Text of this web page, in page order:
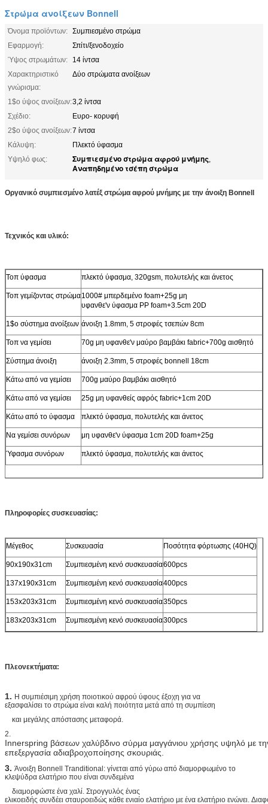
Στρώμα ανοίξεων Bonnell
Όνομα προϊόντων: Συμπιεσμένο στρώμα
Εφαρμογή:
Σπίτι/ξενοδοχείο
Ύψος στρωμάτων:
14 ίντσα
Χαρακτηριστικό
γνώρισμα:
Δύο στρώματα ανοίξεων
1$ο ύψος ανοίξεων:3,2 ίντσα
Σχέδιο:
Ευρο- κορυφή
2$ο ύψος ανοίξεων:7 ίντσα
Κάλυψη:
Πλεκτό ύφασμα
Υψηλό φως:
Συμπιεσμένο στρώμα αφρού μνήμης,
Αναπηδημένο τσέπη στρώμα
Οργανικό συμπιεσμένο λατέξ στρώμα αφρού μνήμης με την άνοιξη Bonnell
Τεχνικός και υλικό:
Τοπ ύφασμα πλεκτό ύφασμα, 320gsm, πολυτελής και άνετος
Τοπ γεμίζοντας στρώμα1000# μπερδεμένο foam+25g μη
υφανθε'ν ύφασμα PP foam+3.5cm 20D
1$ο σύστημα ανοίξεων άνοιξη 1.8mm, 5 στροφές τσεπών 8cm
Τοπ να γεμίσει 70g μη υφανθε'ν μαύρο βαμβάκι fabric+700g αισθητό
Σύστημα άνοιξη άνοιξη 2.3mm, 5 στροφές bonnell 18cm
Κάτω από να γεμίσει 700g μαύρο βαμβάκι αισθητό
Κάτω από να γεμίσει 25g μη υφανθείς αφρός fabric+1cm 20D
Κάτω από το ύφασμα πλεκτό ύφασμα, πολυτελής και άνετος
Να γεμίσει συνόρων μη υφανθε'ν ύφασμα 1cm 20D foam+25g
Ύφασμα συνόρων πλεκτό ύφασμα, πολυτελής και άνετος
Πληροφορίες συσκευασίας:
Μέγεθος Συσκευασία Ποσότητα φόρτωσης (40HQ)
90x190x31cm Συμπιεσμένη κενό συσκευασία600pcs
137x190x31cm Συμπιεσμένη κενό συσκευασία400pcs
153x203x31cm Συμπιεσμένη κενό συσκευασία350pcs
183x203x31cm Συμπιεσμένη κενό συσκευασία300pcs
Πλεονεκτήματα:
1. Η συμπιέσιμη χρήση ποιοτικού αφρού ύφους έξοχη για να
εξασφαλίσει το στρώμα είναι καλή ποιότητα μετά από τη συμπίεση
και μεγάλης απόστασης μεταφορά.
2.
Innerspring βάσεων χαλύβδινο σύρμα μαγγάνιου χρήσης υψηλό με
επεξεργασία αδιαβροχοποίησης σκουριάς.
3. Άνοιξη Bonnell Tranditional: γίνεται από γύρω από διαμορφωμένο το
κλεψύδρα ελατήριο που είναι συνδεμένα
διαμορφώστε ένα χαλί. Στρογγυλός ένας
ελικοειδής συνδέει σταυροειδώς κάθε ενιαίο ελατήριο με ένα ελατήριο ενώνει.